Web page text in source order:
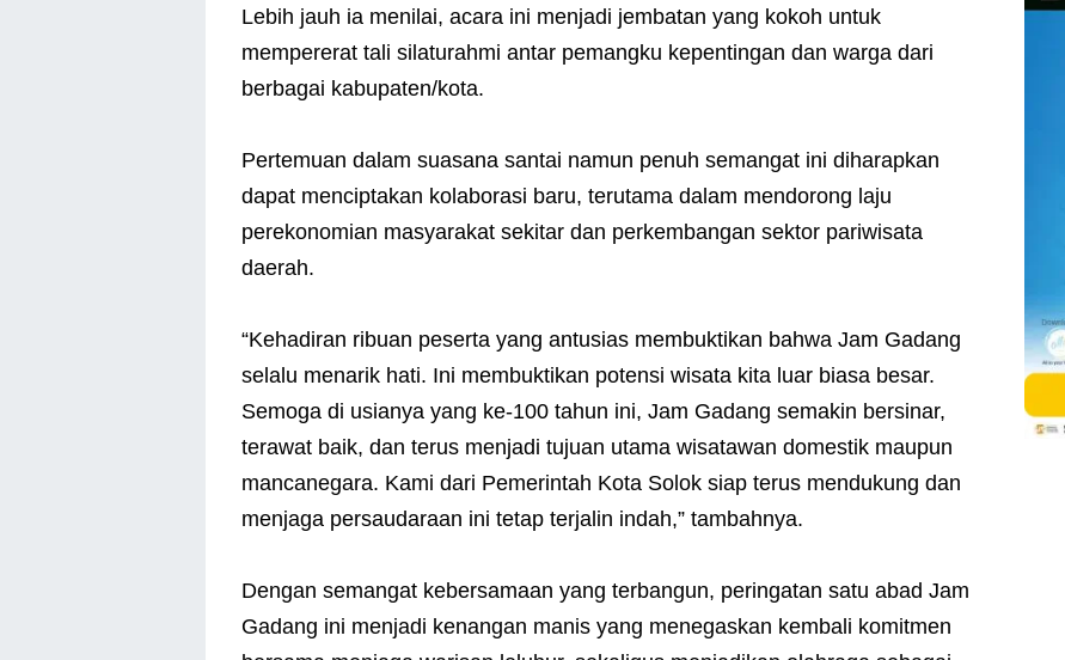
Lebih jauh ia menilai, acara ini menjadi jembatan yang kokoh untuk
mempererat tali silaturahmi antar pemangku kepentingan dan warga dari
berbagai kabupaten/kota.
Pertemuan dalam suasana santai namun penuh semangat ini diharapkan
dapat menciptakan kolaborasi baru, terutama dalam mendorong laju
perekonomian masyarakat sekitar dan perkembangan sektor pariwisata
daerah.
“Kehadiran ribuan peserta yang antusias membuktikan bahwa Jam Gadang
selalu menarik hati. Ini membuktikan potensi wisata kita luar biasa besar.
Semoga di usianya yang ke-100 tahun ini, Jam Gadang semakin bersinar,
terawat baik, dan terus menjadi tujuan utama wisatawan domestik maupun
mancanegara. Kami dari Pemerintah Kota Solok siap terus mendukung dan
menjaga persaudaraan ini tetap terjalin indah,” tambahnya.
Dengan semangat kebersamaan yang terbangun, peringatan satu abad Jam
Gadang ini menjadi kenangan manis yang menegaskan kembali komitmen